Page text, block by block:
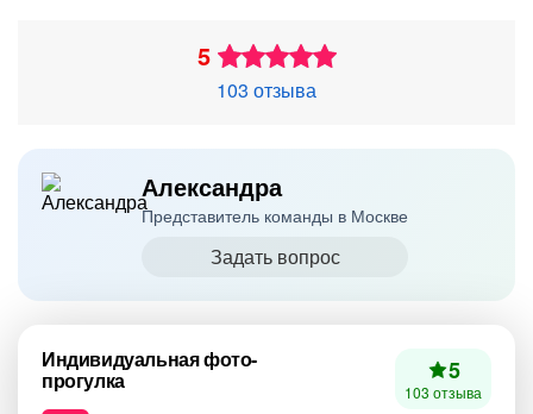
5
103 отзыва
Александра
Представитель команды в Москве
Задать вопрос
Индивидуальная фото-
прогулка
5
103 отзыва